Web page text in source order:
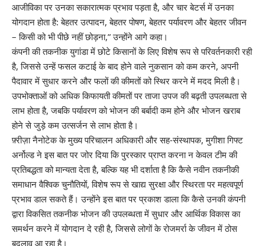
आजीविका पर उनका सकारात्मक प्रभाव पड़ता है, और चार बेटर्स में उनका
योगदान होता है: बेहतर उत्पादन, बेहतर पोषण, बेहतर पर्यावरण और बेहतर जीवन
– किसी को भी पीछे नहीं छोड़ना,” उन्होंने आगे कहा।
कंपनी की तकनीक युगांडा में छोटे किसानों के लिए विशेष रूप से परिवर्तनकारी रही
है, जिससे उन्हें फसल कटाई के बाद होने वाले नुकसान को कम करने, अपनी
पैदावार में सुधार करने और फलों की कीमतों को स्थिर करने में मदद मिली है।
उपभोक्ताओं को अधिक किफायती कीमतों पर ताजा उपज की बढ़ती उपलब्धता से
लाभ होता है, जबकि पर्यावरण को भोजन की बर्बादी कम होने और भोजन खराब
होने से जुड़े कम उत्सर्जन से लाभ होता है।
फ़्रीज़ा नैनोटेक के मुख्य परिचालन अधिकारी और सह-संस्थापक, मुगीशा गिफ्ट
अर्नोल्ड ने इस बात पर जोर दिया कि पुरस्कार प्राप्त करना न केवल टीम की
प्रतिबद्धता को मान्यता देता है, बल्कि यह भी दर्शाता है कि कैसे नवीन तकनीकी
समाधान वैश्विक चुनौतियों, विशेष रूप से खाद्य सुरक्षा और स्थिरता पर महत्वपूर्ण
प्रभाव डाल सकते हैं। उन्होंने इस बात पर प्रकाश डाला कि कैसे उनकी कंपनी
द्वारा विकसित तकनीक भोजन की उपलब्धता में सुधार और आर्थिक विकास का
समर्थन करने में योगदान दे रही है, जिससे लोगों के रोजमर्रा के जीवन में ठोस
बदलाव आ रहा है।